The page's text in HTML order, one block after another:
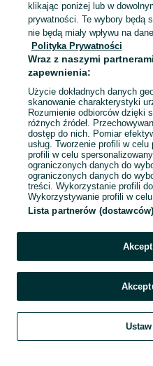
Szukaj Obserwujesz
klikając poniżej lub w
prywatności. Te wybory będą
nie będą miały wpływu na
Polityka Prywatności
Wraz z naszymi
zapewnienia:
Użycie dokładnych danych
skanowanie charakterystyki
Rozumienie odbiorców dzięki
różnych źródeł.
dostęp do nich. Pomiar
usług. Tworzenie profili w
profili w celu
ograniczonych danych do
ograniczonych danych do
treści. Wykorzystanie profili
Wykorzystywanie profili w
Lista partnerów (dostawców)